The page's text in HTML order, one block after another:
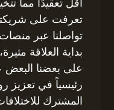
أقل تعقيدًا مما
تعرفت على
تواصلنا عبر
بداية العلاقة
على بعضنا
رئيسياً في تعزيز
المشترك